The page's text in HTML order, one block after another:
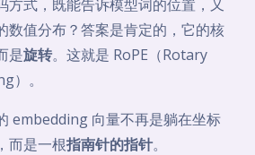
方式，既能告诉模型词的位置，又
数值分布？答案是肯定的，它的核
是旋转。这就是 RoPE（Rotary
）。
embedding 向量不再是躺在坐标
而是一根指南针的指针。